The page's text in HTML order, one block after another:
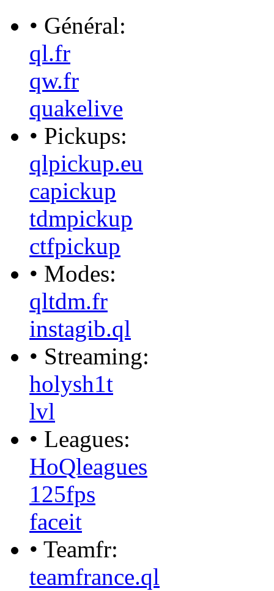
• Général:
ql.fr
qw.fr
quakelive
• Pickups:
qlpickup.eu
capickup
tdmpickup
ctfpickup
• Modes:
qltdm.fr
instagib.ql
• Streaming:
holysh1t
lvl
• Leagues:
HoQleagues
125fps
faceit
• Teamfr:
teamfrance.ql